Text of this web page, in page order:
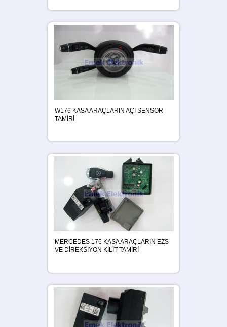
W176 KASA ARAÇLARIN AÇI SENSOR
TAMİRİ
MERCEDES 176 KASA ARAÇLARIN EZS
VE DİREKSİYON KİLİT TAMİRİ